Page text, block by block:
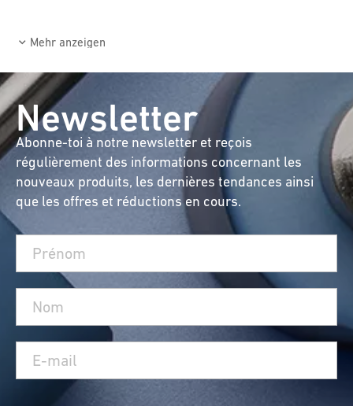
Mehr anzeigen
Newsletter
Abonne-toi à notre newsletter et reçois
régulièrement des informations concernant les
nouveaux produits, les dernières tendances ainsi
que les offres et réductions en cours.